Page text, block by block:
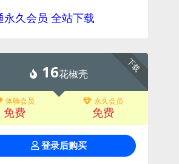
永久会员 全站下载
下载
16花椒壳
体验会员
免费
永久会员
免费
登录后购买